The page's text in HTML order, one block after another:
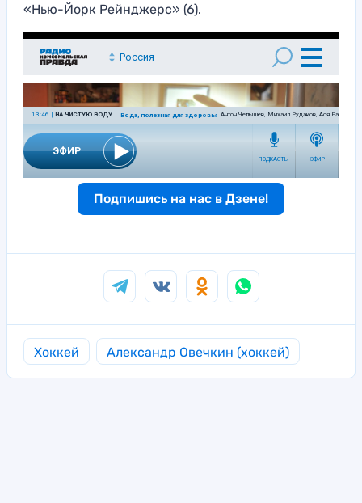
«Нью-Йорк Рейнджерс» (6).
Подпишись на нас в Дзене!
Хоккей Александр Овечкин (хоккей)